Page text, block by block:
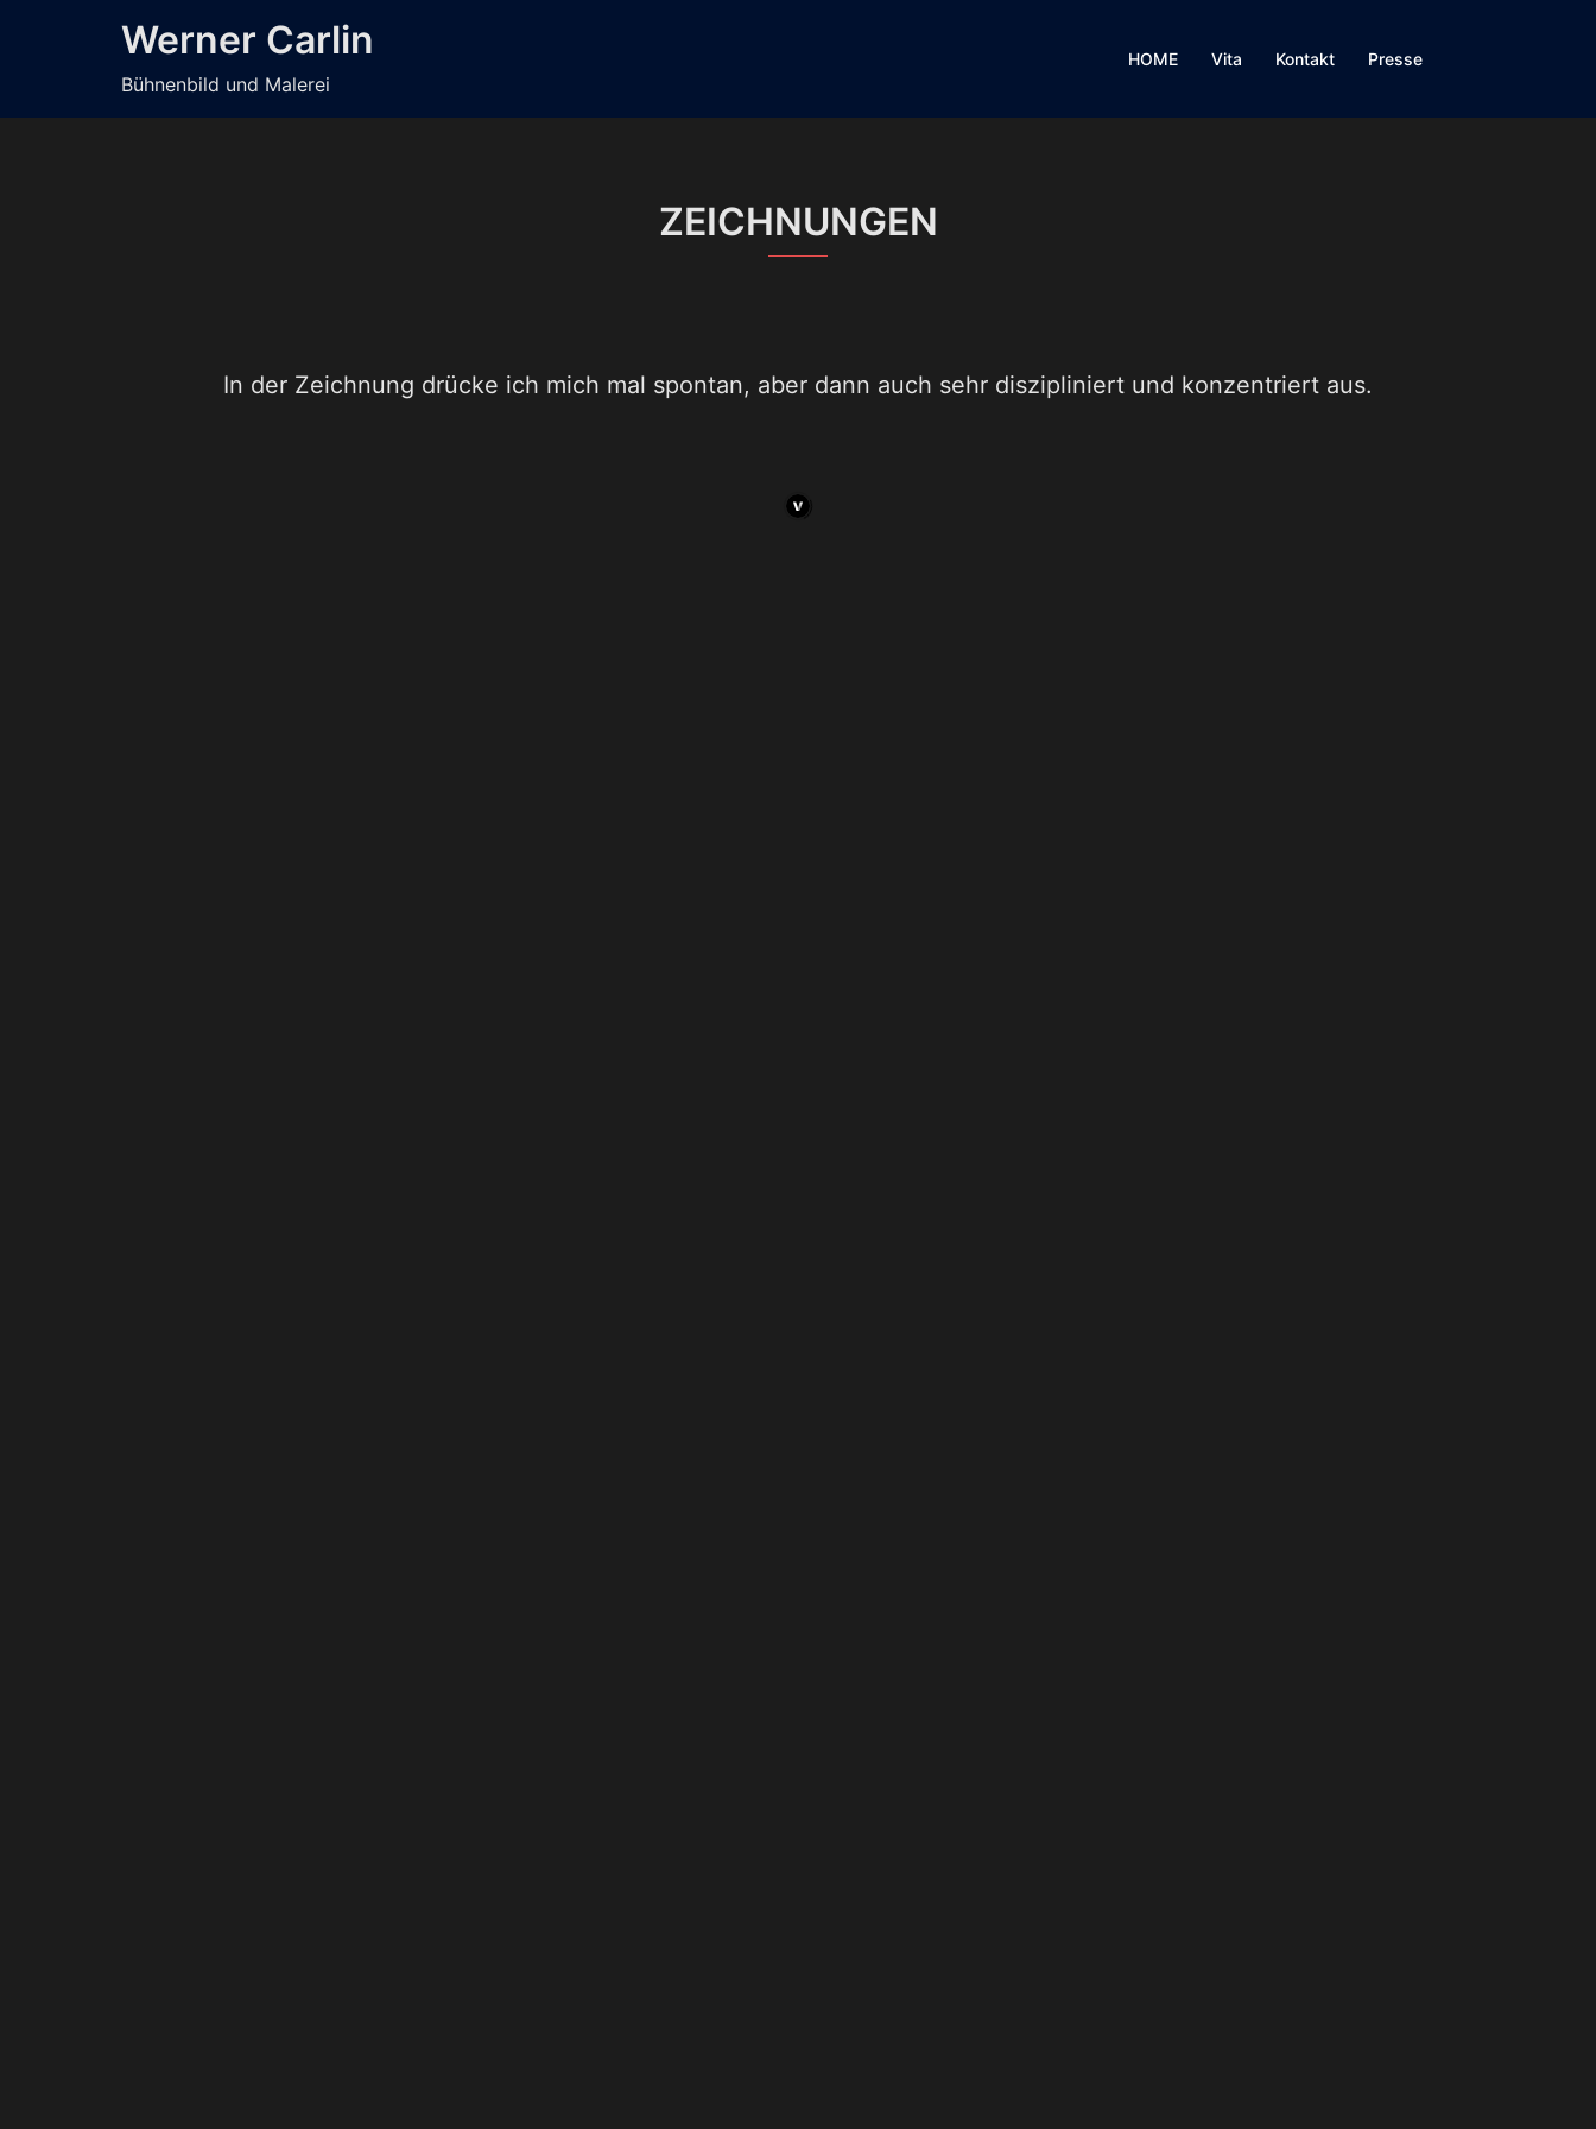
Werner Carlin
Bühnenbild und Malerei
HOME Vita Kontakt Presse
ZEICHNUNGEN
In der Zeichnung drücke ich mich mal spontan, aber dann auch sehr diszipliniert und konzentriert aus.